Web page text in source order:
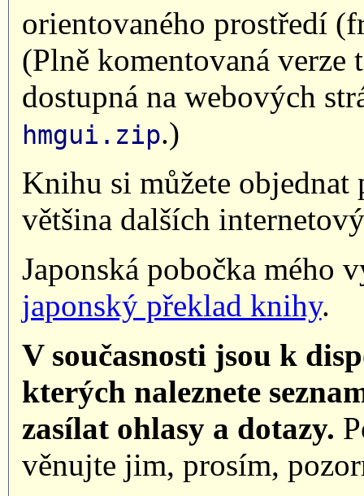
orientovaného prostředí
(Plně komentovaná
dostupná na webových
hmgui.zip.)
Knihu si můžete objednat
většina dalších
Japonská pobočka mého
japonský překlad knihy.
V současnosti jsou k
kterých naleznete
zasílat ohlasy a dotazy.
věnujte jim, prosím,